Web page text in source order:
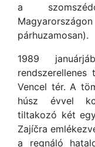
a
párhuzamosan).
1989
Vencel tér. A
húsz évvel
tiltakozó két
Zajíčra
a regnáló